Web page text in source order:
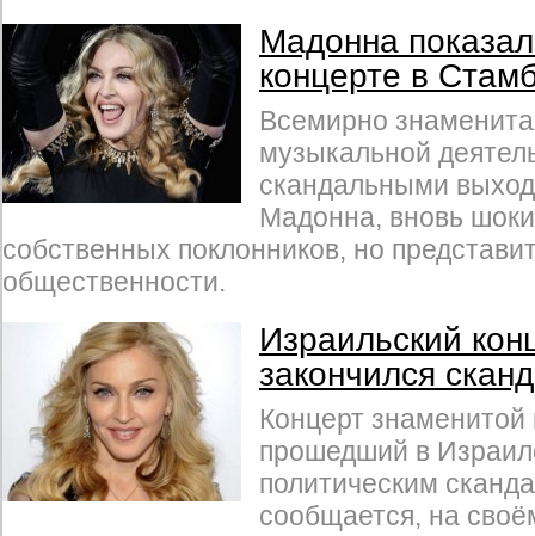
Мадонна
концерте в
Всемирно
музыкальной
скандальными
Мадонна, вновь
собственных поклонников, но
общественности.
Израильский
закончился
Концерт
прошедший в
политическим
сообщается, на